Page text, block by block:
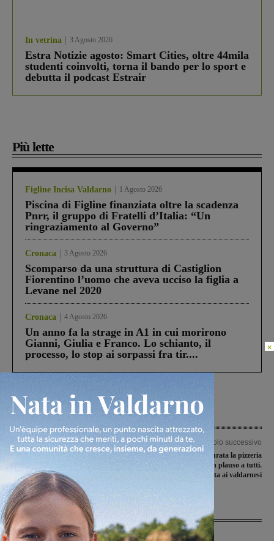
In vetrina 3 Agosto 2026
Estra Notizie agosto: Smart Cities, oltre 44mila
studenti coinvolti, torna il bando per lo sport e
debutta il podcast Estrair
Più lette
Figline Incisa Valdarno 1 Agosto 2026
Piscina di Figline finanziata oltre la scadenza
Pnrr, il gruppo di Fratelli d’Italia: “Un
ringraziamento al Governo”
Cronaca 3 Agosto 2026
Scomparso da una struttura di Castiglion
Fiorentino l’uomo che aveva ucciso la figlia a
Levane nel 2020
Cronaca 4 Agosto 2026
Un anno fa la strage in A1 in cui morirono
Gianni, Giulia e Franco. Lo schianto, il
processo, lo stop ai sorpassi fra tir....
Articolo precedente
Doppietta delle valdarnesi, vincono
Synergy e Galli
Articolo successivo
“Andirivieni”: inaugurata la pizzeria
di Arkadia 2. Un plauso a tutti.
Venerdì è aperta ai valdarnesi
Ultime Notizie
×